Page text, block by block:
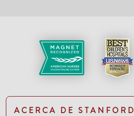
ACERCA DE STANFORD